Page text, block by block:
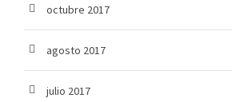
octubre 2017
agosto 2017
julio 2017